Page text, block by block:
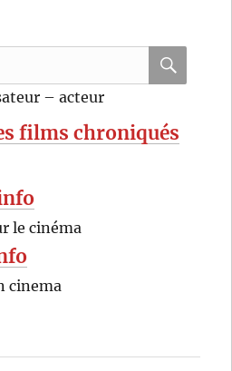
– acteur
films chroniqués
le cinéma
cinema